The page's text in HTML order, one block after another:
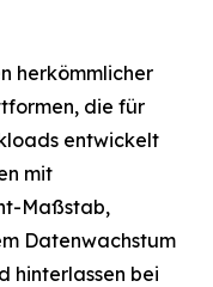
herkömmlicher
die für
entwickelt
mit
Maßstab,
Datenwachstum
hinterlassen bei